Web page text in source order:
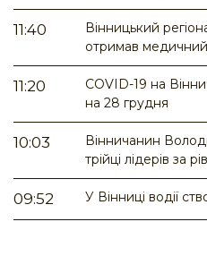
11:40
Вінницький
отримав
11:20
COVID-19 на
на 28 грудня
10:03
Вінничанин
трійці лідерів за
09:52 У Вінниці водії